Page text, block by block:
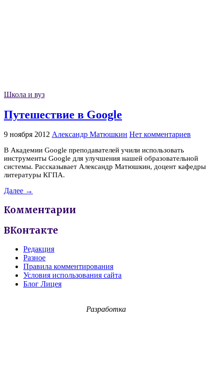
Школа и вуз
Путешествие в Google
9 ноября 2012 Александр Матюшкин Нет комментариев
В Академии Google преподавателей учили использовать
инструменты Google для улучшения нашей образовательной
системы. Рассказывает Александр Матюшкин, доцент кафедры
литературы КГПА.
Далее →
Комментарии
ВКонтакте
Редакция
Разное
Правила комментирования
Условия использования сайта
Блог Лицея
Разработка